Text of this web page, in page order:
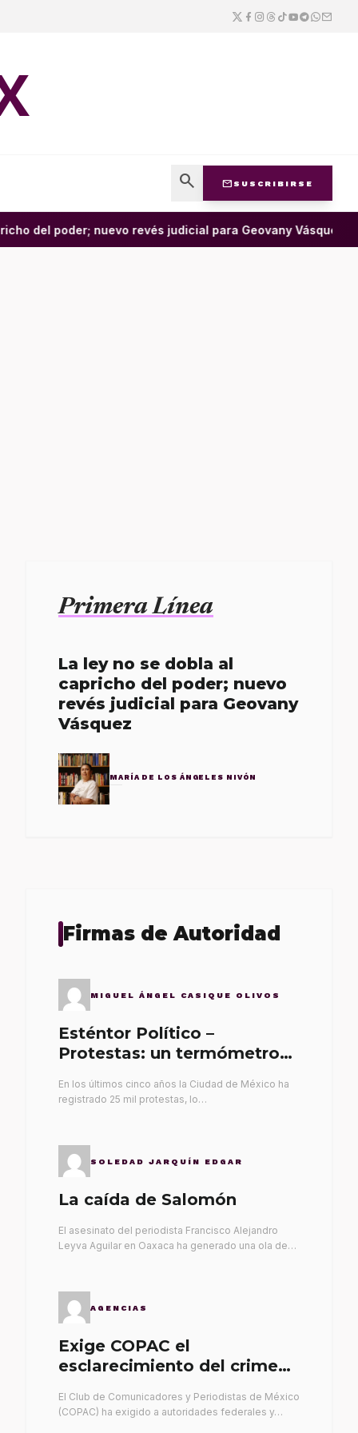
search mail SUSCRIBIRSE
del poder; nuevo revés judicial para Geovany Vásquez •
Primera Línea
La ley no se dobla al
capricho del poder; nuevo
revés judicial para Geovany
Vásquez
MARÍA DE LOS ÁNGELES NIVÓN
Firmas de Autoridad
MIGUEL ÁNGEL CASIQUE OLIVOS
Esténtor Político –
Protestas: un termómetro
En los últimos cinco años la Ciudad de México ha
registrado 25 mil protestas, lo…
SOLEDAD JARQUÍN EDGAR
La caída de Salomón
El asesinato del periodista Francisco Alejandro
Leyva Aguilar en Oaxaca ha generado una ola de…
AGENCIAS
Exige COPAC el
esclarecimiento del crimen
El Club de Comunicadores y Periodistas de México
(COPAC) ha exigido a autoridades federales y…